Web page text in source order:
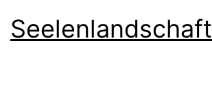
Seelenlandschaft